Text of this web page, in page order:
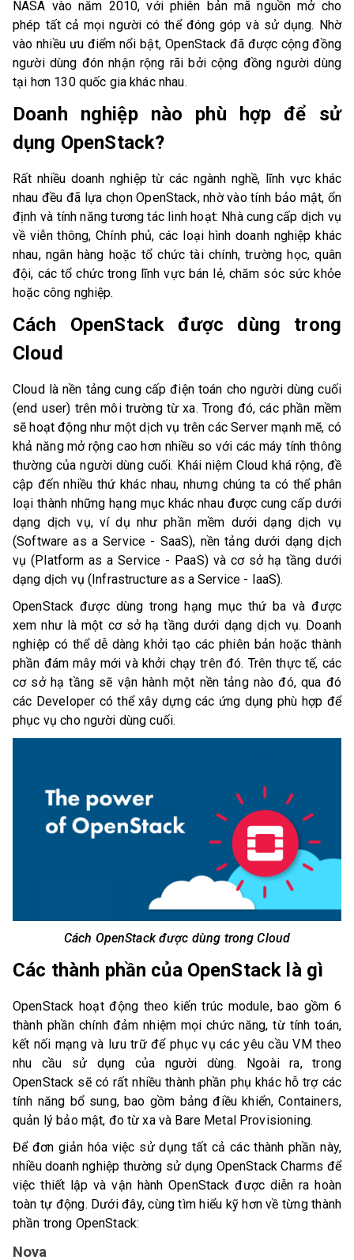
NASA vào năm 2010, với phiên bản mã nguồn mở cho
phép tất cả mọi người có thể đóng góp và sử dụng. Nhờ
vào nhiều ưu điểm nổi bật, OpenStack đã được cộng đồng
người dùng đón nhận rộng rãi bởi cộng đồng người dùng
tại hơn 130 quốc gia khác nhau.
Doanh nghiệp nào phù hợp để sử
dụng OpenStack?
Rất nhiều doanh nghiệp từ các ngành nghề, lĩnh vực khác
nhau đều đã lựa chọn OpenStack, nhờ vào tính bảo mật, ổn
định và tính năng tương tác linh hoạt: Nhà cung cấp dịch vụ
về viễn thông, Chính phủ, các loại hình doanh nghiệp khác
nhau, ngân hàng hoặc tổ chức tài chính, trường học, quân
đội, các tổ chức trong lĩnh vực bán lẻ, chăm sóc sức khỏe
hoặc công nghiệp.
Cách OpenStack được dùng trong
Cloud
Cloud là nền tảng cung cấp điện toán cho người dùng cuối
(end user) trên môi trường từ xa. Trong đó, các phần mềm
sẽ hoạt động như một dịch vụ trên các Server mạnh mẽ, có
khả năng mở rộng cao hơn nhiều so với các máy tính thông
thường của người dùng cuối. Khái niệm Cloud khá rộng, đề
cập đến nhiều thứ khác nhau, nhưng chúng ta có thể phân
loại thành những hạng mục khác nhau được cung cấp dưới
dạng dịch vụ, ví dụ như phần mềm dưới dạng dịch vụ
(Software as a Service - SaaS), nền tảng dưới dạng dịch
vụ (Platform as a Service - PaaS) và cơ sở hạ tầng dưới
dạng dịch vụ (Infrastructure as a Service - IaaS).
OpenStack được dùng trong hạng mục thứ ba và được
xem như là một cơ sở hạ tầng dưới dạng dịch vụ. Doanh
nghiệp có thể dễ dàng khởi tạo các phiên bản hoặc thành
phần đám mây mới và khởi chạy trên đó. Trên thực tế, các
cơ sở hạ tầng sẽ vận hành một nền tảng nào đó, qua đó
các Developer có thể xây dựng các ứng dụng phù hợp để
phục vụ cho người dùng cuối.
Cách OpenStack được dùng trong Cloud
Các thành phần của OpenStack là gì
OpenStack hoạt động theo kiến trúc module, bao gồm 6
thành phần chính đảm nhiệm mọi chức năng, từ tính toán,
kết nối mạng và lưu trữ để phục vụ các yêu cầu VM theo
nhu cầu sử dụng của người dùng. Ngoài ra, trong
OpenStack sẽ có rất nhiều thành phần phụ khác hỗ trợ các
tính năng bổ sung, bao gồm bảng điều khiển, Containers,
quản lý bảo mật, đo từ xa và Bare Metal Provisioning.
Để đơn giản hóa việc sử dụng tất cả các thành phần này,
nhiều doanh nghiệp thường sử dụng OpenStack Charms để
việc thiết lập và vận hành OpenStack được diễn ra hoàn
toàn tự động. Dưới đây, cùng tìm hiểu kỹ hơn về từng thành
phần trong OpenStack:
Nova